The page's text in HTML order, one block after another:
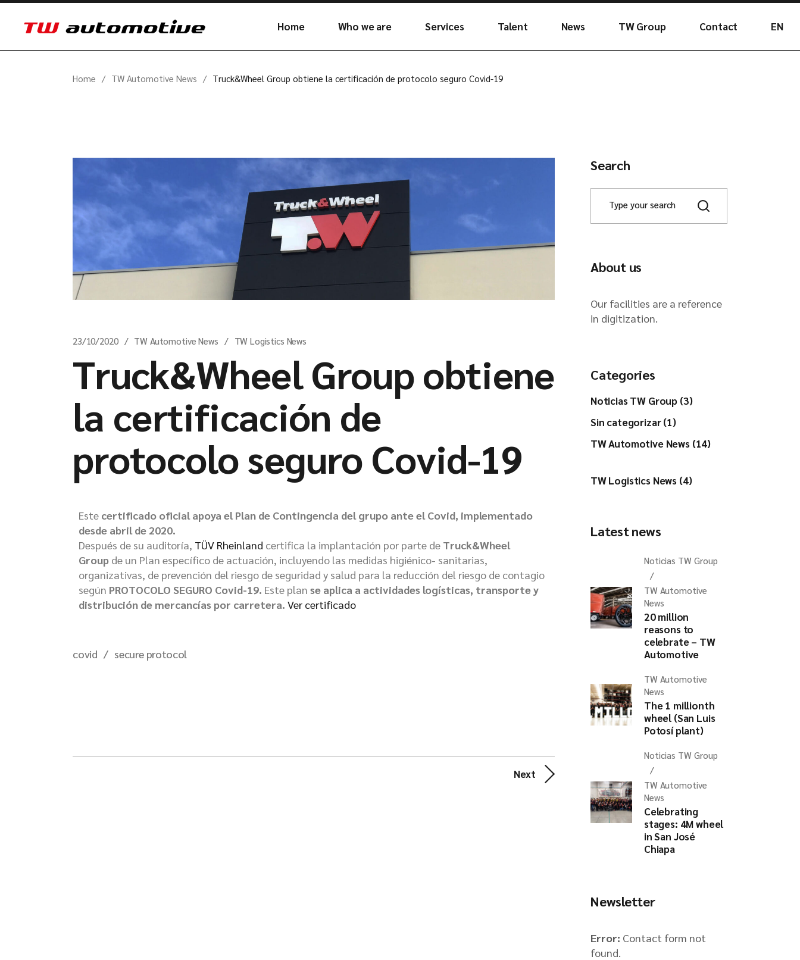
Home Who we are
Future
Services Talent
Join the team
News TW Group Contact EN
Home TW Automotive News Truck&Wheel Group obtiene la certificación de protocolo seguro Covid-19
23/10/2020 TW Automotive News TW Logistics News
Truck&Wheel Group obtiene
la certificación de
protocolo seguro Covid-19
Este certificado oficial apoya el Plan de Contingencia del grupo ante el Covid, implementado
desde abril de 2020.
Después de su auditoría, TÜV Rheinland certifica la implantación por parte de Truck&Wheel
Group de un Plan específico de actuación, incluyendo las medidas higiénico- sanitarias,
organizativas, de prevención del riesgo de seguridad y salud para la reducción del riesgo de contagio
según PROTOCOLO SEGURO Covid-19. Este plan se aplica a actividades logísticas, transporte y
distribución de mercancías por carretera. Ver certificado
covid secure protocol
Next
Search
About us
Our facilities are a reference
in digitization.
Categories
Noticias TW Group (3)
Sin categorizar (1)
TW Automotive News (14)
TW Logistics News (4)
Latest news
Noticias TW Group
TW Automotive
News
20 million
reasons to
celebrate – TW
Automotive
TW Automotive
News
The 1 millionth
wheel (San Luis
Potosí plant)
Noticias TW Group
TW Automotive
News
Celebrating
stages: 4M wheel
in San José
Chiapa
Newsletter
Error: Contact form not
found.